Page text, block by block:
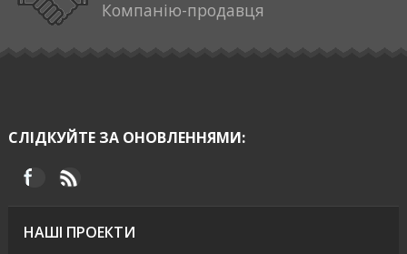
Компанію-продавця
СЛІДКУЙТЕ ЗА ОНОВЛЕННЯМИ:
НАШІ ПРОЕКТИ